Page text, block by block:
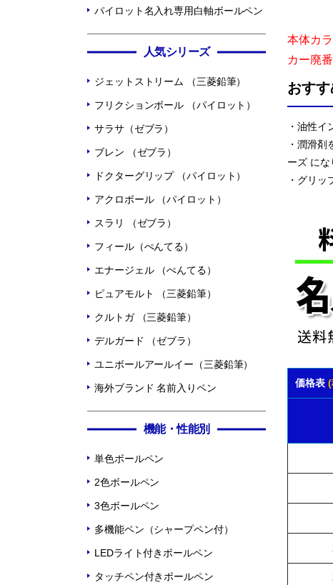
パイロット名入れ専用白軸ボールペン
人気シリーズ
ジェットストリーム （三菱鉛筆）
フリクションボール （パイロット）
サラサ（ゼブラ）
ブレン （ゼブラ）
ドクターグリップ （パイロット）
アクロボール （パイロット）
スラリ （ゼブラ）
フィール（ぺんてる）
エナージェル （ぺんてる）
ピュアモルト （三菱鉛筆）
クルトガ （三菱鉛筆）
デルガード （ゼブラ）
ユニボールアールイー（三菱鉛筆）
海外ブランド 名前入りペン
機能・性能別
単色ボールペン
2色ボールペン
3色ボールペン
多機能ペン（シャープペン付）
LEDライト付きボールペン
タッチペン付きボールペン
本体カ
カー廃
おす
・油性
・潤滑
ーズ にな
・グリッ
価格表 (